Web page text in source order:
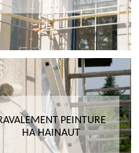
PEINTURE
HA HAINAUT